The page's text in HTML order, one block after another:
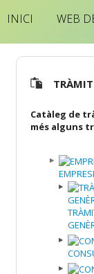
INICI WEB
Catàleg de
més alguns